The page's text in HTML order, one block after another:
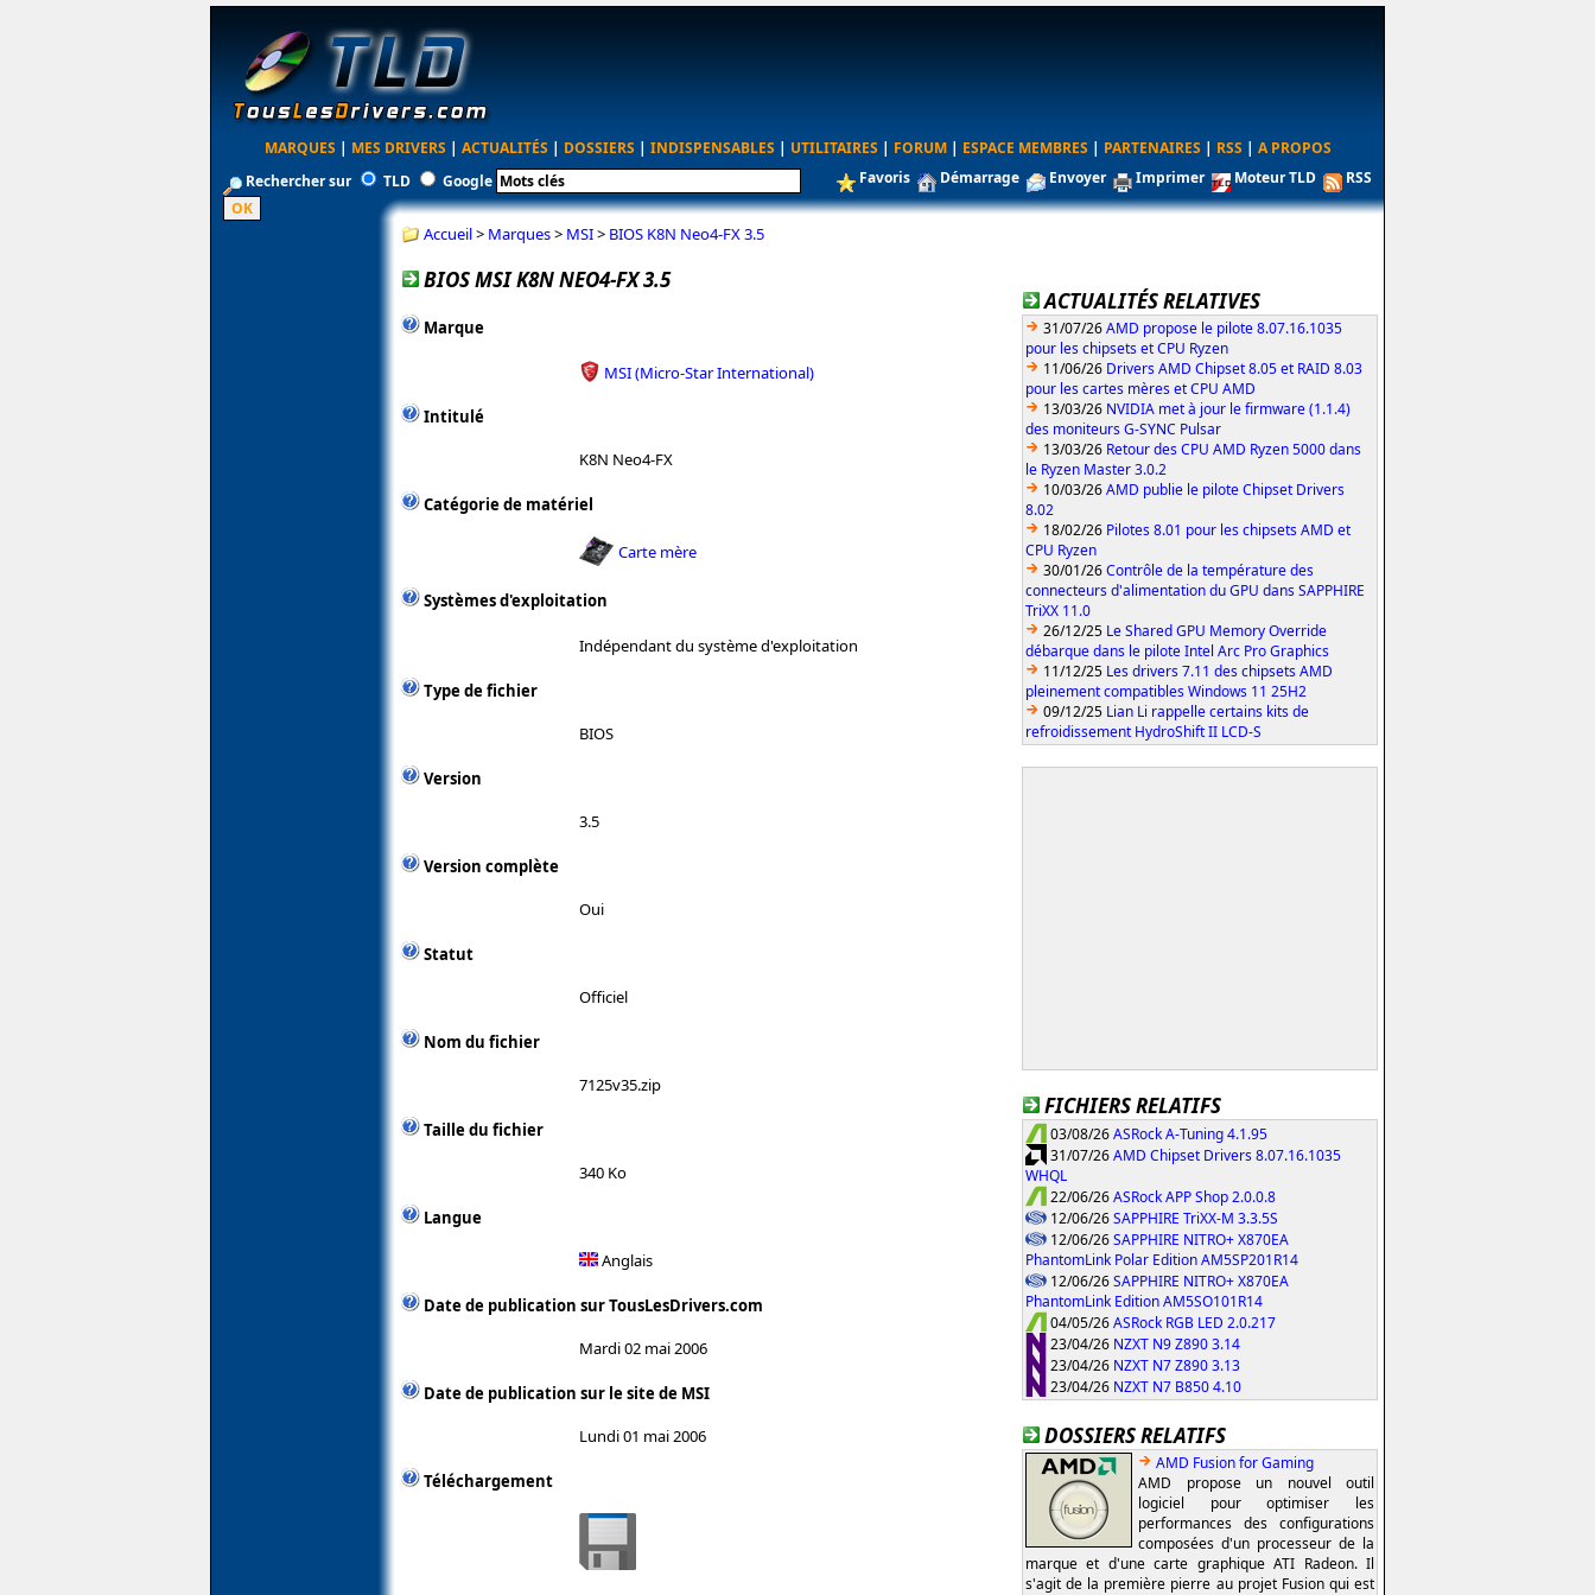
MARQUES | MES DRIVERS | ACTUALITÉS | DOSSIERS | INDISPENSABLES | UTILITAIRES | FORUM | ESPACE MEMBRES | PARTENAIRES | RSS | A PROPOS
Rechercher sur
TLD Google Favoris Démarrage Envoyer Imprimer Moteur TLD RSS
Accueil> Marques> MSI> BIOS K8N Neo4-FX 3.5
BIOS MSI K8N NEO4-FX 3.5
Marque
MSI (Micro-Star International)
Intitulé
K8N Neo4-FX
Catégorie de matériel
Carte mère
Systèmes d'exploitation
Indépendant du système d'exploitation
Type de fichier
BIOS
Version
3.5
Version complète
Oui
Statut
Officiel
Nom du fichier
7125v35.zip
Taille du fichier
340 Ko
Langue
Anglais
Date de publication sur TousLesDrivers.com
Mardi 02 mai 2006
Date de publication sur le site de MSI
Lundi 01 mai 2006
Téléchargement
ACTUALITÉS RELATIVES
31/07/26AMD propose le pilote 8.07.16.1035
pour les chipsets et CPU Ryzen
11/06/26 Drivers AMD Chipset 8.05 et RAID 8.03
pour les cartes mères et CPU AMD
13/03/26 NVIDIA met à jour le firmware (1.1.4)
des moniteurs G-SYNC Pulsar
13/03/26 Retour des CPU AMD Ryzen 5000 dans
le Ryzen Master 3.0.2
10/03/26AMD publie le pilote Chipset Drivers
8.02
18/02/26 Pilotes 8.01 pour les chipsets AMD et
CPU Ryzen
30/01/26Contrôle de la température des
connecteurs d'alimentation du GPU dans SAPPHIRE
TriXX 11.0
26/12/25 Le Shared GPU Memory Override
débarque dans le pilote Intel Arc Pro Graphics
11/12/25 Les drivers 7.11 des chipsets AMD
pleinement compatibles Windows 11 25H2
09/12/25 Lian Li rappelle certains kits de
refroidissement HydroShift II LCD-S
FICHIERS RELATIFS
03/08/26ASRock A-Tuning 4.1.95
31/07/26AMD Chipset Drivers 8.07.16.1035
WHQL
22/06/26ASRock APP Shop 2.0.0.8
12/06/26SAPPHIRE TriXX-M 3.3.5S
12/06/26SAPPHIRE NITRO+ X870EA
PhantomLink Polar Edition AM5SP201R14
12/06/26SAPPHIRE NITRO+ X870EA
PhantomLink Edition AM5SO101R14
04/05/26ASRock RGB LED 2.0.217
23/04/26 NZXT N9 Z890 3.14
23/04/26 NZXT N7 Z890 3.13
23/04/26 NZXT N7 B850 4.10
DOSSIERS RELATIFS
AMD Fusion for Gaming
AMD propose un nouvel outil
logiciel pour optimiser les
performances des configurations
composées d'un processeur de la
marque et d'une carte graphique ATI Radeon. Il
s'agit de la première pierre au projet Fusion qui est